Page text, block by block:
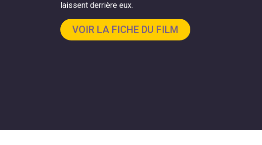
laissent derrière eux.
VOIR LA FICHE DU FILM